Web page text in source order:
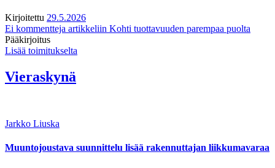
Kirjoitettu 29.5.2026
Ei kommentteja artikkeliin Kohti tuottavuuden parempaa puolta
Pääkirjoitus
Lisää toimitukselta
Vieraskynä
Jarkko Liuska
Muuntojoustava suunnittelu lisää rakennuttajan liikkumavaraa